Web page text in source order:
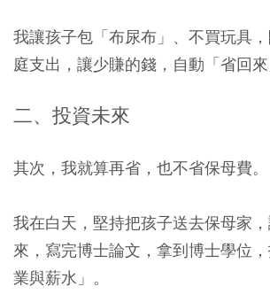
我讓孩子包「布尿布」、不買玩具
庭支出，讓少賺的錢，自動「省回來
二、投資未來
其次，我就算再省，也不省保母費。
我在白天，堅持把孩子送去保母家
來，寫完博士論文，拿到博士學位
業與薪水」。